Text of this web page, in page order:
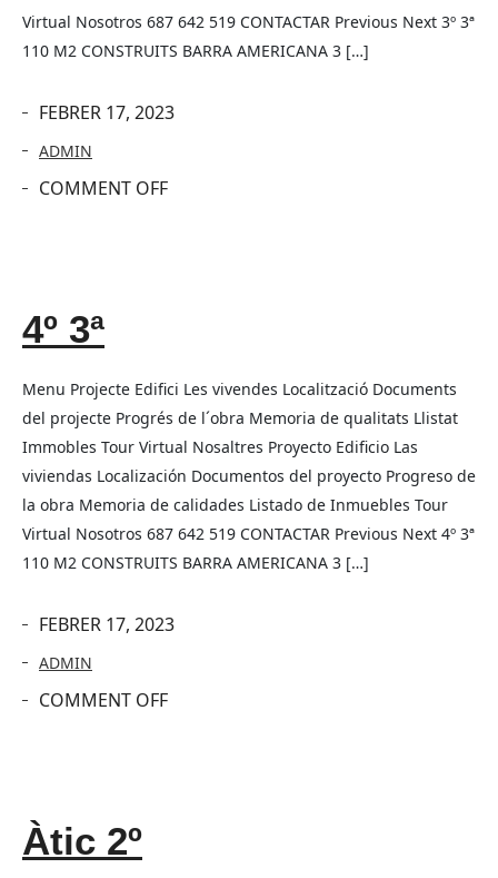
Virtual Nosotros 687 642 519 CONTACTAR Previous Next 3º 3ª
110 M2 CONSTRUITS BARRA AMERICANA 3 […]
FEBRER 17, 2023
ADMIN
COMMENT OFF
4º 3ª
Menu Projecte Edifici Les vivendes Localització Documents
del projecte Progrés de l´obra Memoria de qualitats Llistat
Immobles Tour Virtual Nosaltres Proyecto Edificio Las
viviendas Localización Documentos del proyecto Progreso de
la obra Memoria de calidades Listado de Inmuebles Tour
Virtual Nosotros 687 642 519 CONTACTAR Previous Next 4º 3ª
110 M2 CONSTRUITS BARRA AMERICANA 3 […]
FEBRER 17, 2023
ADMIN
COMMENT OFF
Àtic 2º